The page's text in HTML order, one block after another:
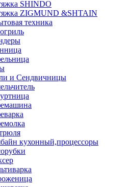
SHINDO
ZIGMUND &SHTAIN
техника
и Сендвичницы
кухонный,процессоры